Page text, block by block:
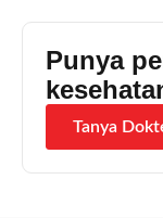
Punya
Tanya